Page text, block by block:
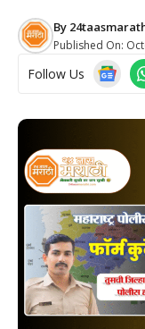
By
Published On:
Follow Us